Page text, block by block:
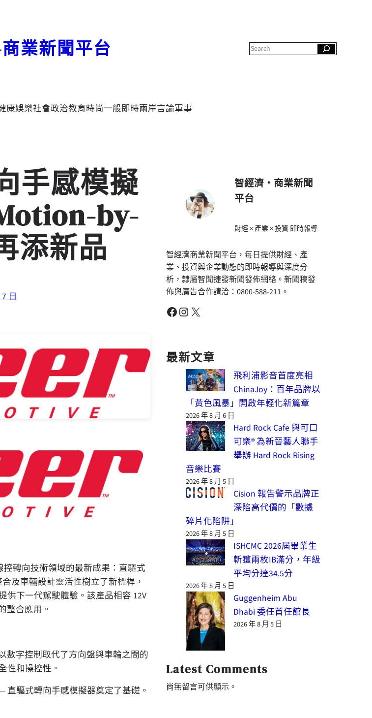
業新聞平台
c
康娛樂社會政治教育時尚一般即時兩岸言論軍事
手感模擬
by-
添新品
日
轉向技術領域的最新成果：直驅式
及車輛設計靈活性樹立了新標桿，
下一代駕駛體驗。該產品相容 12V
整合應用。
數字控制取代了方向盤與車輪之間的
性和操控性。
驅式轉向手感模擬器奠定了基礎。
智經濟・商業新聞
平台
財經 × 產業 × 投資 即時報導
智經濟商業新聞平台，每日提供財經、產
業、投資與企業動態的即時報導與深度分
析，隸屬智聞捷發新聞發佈網絡。新聞稿發
佈與廣告合作請洽：0800-588-211。
Facebook Instagram X
最新文章
飛利浦影音首度亮相
ChinaJoy：百年品牌以
「黃色風暴」開啟年輕化新篇章
2026 年 8 月 6 日
Hard Rock Cafe 與可口
可樂® 為新晉藝人聯手
舉辦 Hard Rock Rising
音樂比賽
2026 年 8 月 5 日
Cision 報告警示品牌正
深陷高代價的「數據
碎片化陷阱」
2026 年 8 月 5 日
ISHCMC 2026屆畢業生
斬獲兩枚IB滿分，年級
平均分達34.5分
2026 年 8 月 5 日
Guggenheim Abu
Dhabi 委任首任館長
2026 年 8 月 5 日
Latest Comments
尚無留言可供顯示。